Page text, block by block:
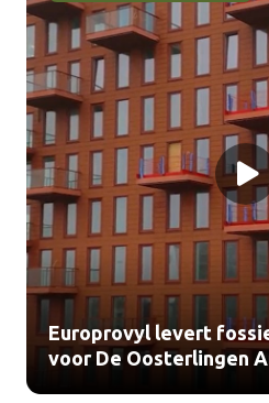
Europrovyl levert
voor De Oosterlingen